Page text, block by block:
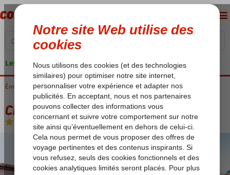
Les garanties de vacances
Émirats Arabes Unis Dubaï Dubaï City Citymax Bur Dubai
Citymax Bur Dubai
Chambre et petit déjeuner-Hôtel